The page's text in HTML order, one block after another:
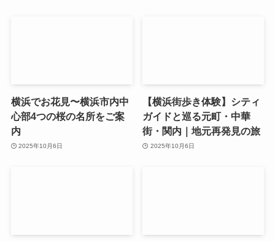
横浜でお花見〜横浜市内中
心部4つの桜の名所をご案
内
2025年10月6日
【横浜街歩き体験】シティ
ガイドと巡る元町・中華
街・関内｜地元再発見の旅
2025年10月6日